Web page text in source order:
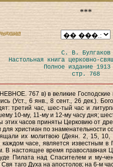
***
С. В. Булгаков
Настольная книга церковно-
Полное издание 1913
стр. 768
767 в) в великие Господские
(Уст., 6 янв., 8 сент., 26 дек.).
третий час, шес-тый час и
10-му, 11-му и 12-му часу дня;
этих часов приняты Церковию от
христиан по знаменательности
их молитвою (Деян. 2, 15, 10,
часе, является известным в
В настоящее время православная
Пилата над Спасителем и му-
таго Духа на апостолов; на 6-м